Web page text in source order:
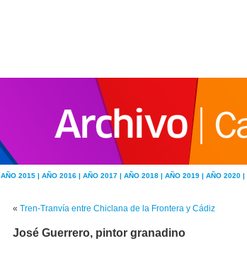
AÑO 2015 | AÑO 2016 | AÑO 2017 | AÑO 2018 | AÑO 2019 | AÑO 2020 |
« Tren-Tranvía entre Chiclana de la Frontera y Cádiz
José Guerrero, pintor granadino